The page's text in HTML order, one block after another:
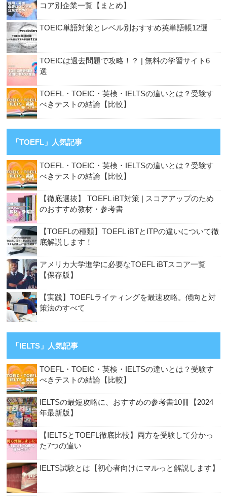
コア別企業一覧【まとめ】
TOEIC単語対策とレベル別おすすめ英単語帳12選
TOEICは過去問題で攻略！？ | 無料の学習サイト6
選
TOEFL・TOEIC・英検・IELTSの違いとは？受験す
べきテストの結論【比較】
「TOEFL」人気記事
TOEFL・TOEIC・英検・IELTSの違いとは？受験す
べきテストの結論【比較】
【徹底選抜】 TOEFL iBT対策 | スコアアップのため
のおすすめ教材・参考書
【TOEFLの種類】TOEFL iBTとITPの違いについて徹
底解説します！
アメリカ大学進学に必要なTOEFL iBTスコア一覧
【保存版】
【実践】TOEFLライティングを最速攻略。傾向と対
策法のすべて
「IELTS」人気記事
TOEFL・TOEIC・英検・IELTSの違いとは？受験す
べきテストの結論【比較】
IELTSの最短攻略に、おすすめの参考書10冊【2024
年最新版】
【IELTSとTOEFL徹底比較】両方を受験して分かっ
た7つの違い
IELTS試験とは【初心者向けにマルっと解説します】